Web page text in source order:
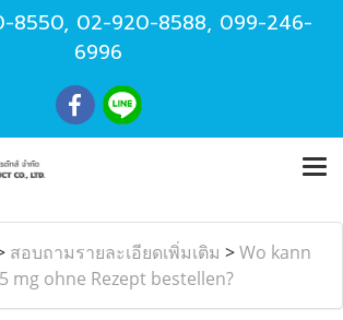
8550, 02-920-8588, 099-246-
6996
สอบถามรายละเอียดเพิ่มเติม >Wo kann
mg ohne Rezept bestellen?